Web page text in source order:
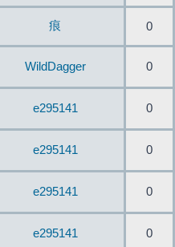
痕 0
WildDagger 0
e295141 0
e295141 0
e295141 0
e295141 0